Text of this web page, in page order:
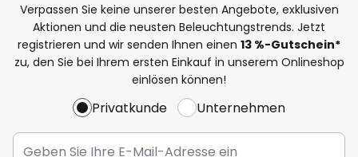
Verpassen Sie keine unserer besten Angebote, exklusiven
Aktionen und die neusten Beleuchtungstrends. Jetzt
registrieren und wir senden Ihnen einen 13 %-Gutschein*
zu, den Sie bei Ihrem ersten Einkauf in unserem Onlineshop
einlösen können!
Privatkunde Unternehmen